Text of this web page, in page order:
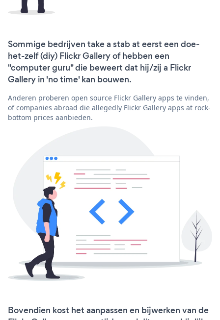
Sommige bedrijven take a stab at eerst een doe-
het-zelf (diy) Flickr Gallery of hebben een
"computer guru" die beweert dat hij/zij a Flickr
Gallery in 'no time' kan bouwen.
Anderen proberen open source Flickr Gallery apps te vinden,
of companies abroad die allegedly Flickr Gallery apps at rock-
bottom prices aanbieden.
Bovendien kost het aanpassen en bijwerken van de